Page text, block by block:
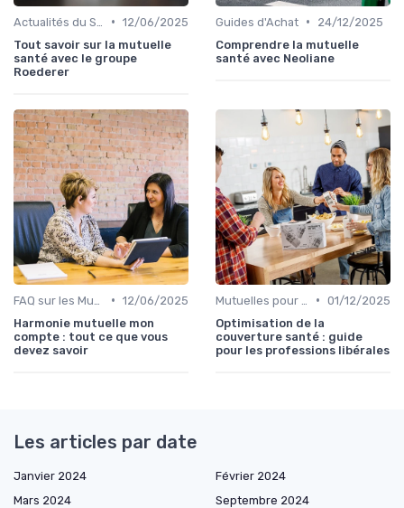
• 12/06/2025
Tout savoir sur la mutuelle
santé avec le groupe
Roederer
Guides d'Achat •
24/12/2025
Comprendre la mutuelle
santé avec Neoliane
• 12/06/2025
Harmonie mutuelle mon
compte : tout ce que vous
devez savoir
• 01/12/2025
Optimisation de la
couverture santé : guide
pour les professions libérales
Les articles par date
Janvier 2024
Février 2024
Mars 2024
Septembre 2024